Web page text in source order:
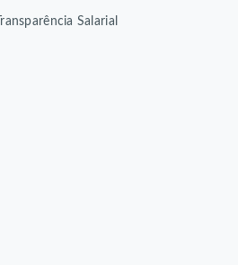
Transparência Salarial